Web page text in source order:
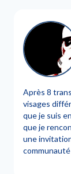
Après 8
visages
que je suis
que je
une